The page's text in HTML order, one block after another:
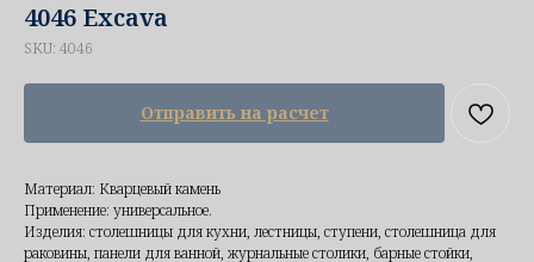
4046 Excava
SKU: 4046
Отправить на расчет
Материал: Кварцевый камень
Применение: универсальное.
Изделия: столешницы для кухни, лестницы, ступени, столешница для
раковины, панели для ванной, журнальные столики, барные стойки,